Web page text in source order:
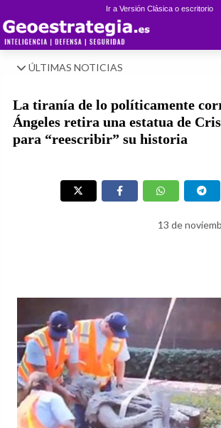
Ir a Versión Clásica o escritorio
ÚLTIMAS NOTICIAS
La tiranía de lo políticamente
Ángeles retira una estatua de
para “reescribir” su historia
13 de